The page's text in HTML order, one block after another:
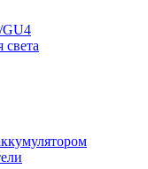
GU4